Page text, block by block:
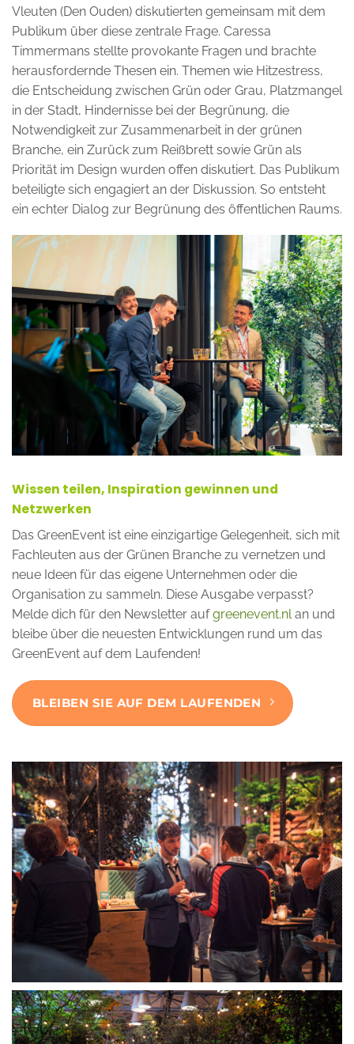
Vleuten (Den Ouden) diskutierten gemeinsam mit dem
Publikum über diese zentrale Frage. Caressa
Timmermans stellte provokante Fragen und brachte
herausfordernde Thesen ein. Themen wie Hitzestress,
die Entscheidung zwischen Grün oder Grau, Platzmangel
in der Stadt, Hindernisse bei der Begrünung, die
Notwendigkeit zur Zusammenarbeit in der grünen
Branche, ein Zurück zum Reißbrett sowie Grün als
Priorität im Design wurden offen diskutiert. Das Publikum
beteiligte sich engagiert an der Diskussion. So entsteht
ein echter Dialog zur Begrünung des öffentlichen Raums.
Wissen teilen, Inspiration gewinnen und
Netzwerken
Das GreenEvent ist eine einzigartige Gelegenheit, sich mit
Fachleuten aus der Grünen Branche zu vernetzen und
neue Ideen für das eigene Unternehmen oder die
Organisation zu sammeln. Diese Ausgabe verpasst?
Melde dich für den Newsletter aufgreenevent.nlan und
bleibe über die neuesten Entwicklungen rund um das
GreenEvent auf dem Laufenden!
BLEIBEN SIE AUF DEM LAUFENDEN